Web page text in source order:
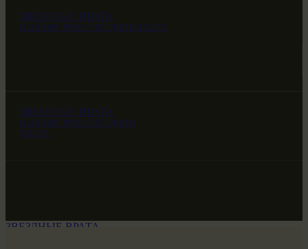
ЗВЕЗДНЫЕ ВРАТА
НАШ МИР ВЧЕРА СЕГОДНЯ И ЗАВТРА
ЗВЕЗДНЫЕ ВРАТА
НАШ МИР ВЧЕРА СЕГОДНЯ И
ЗАВТРА
ЗВЕЗДНЫЕ ВРАТА